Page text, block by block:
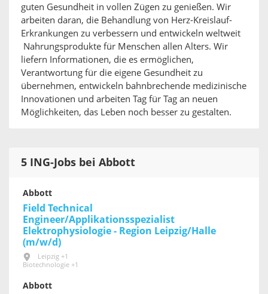
guten Gesundheit in vollen Zügen zu genießen. Wir
arbeiten daran, die Behandlung von Herz-Kreislauf-
Erkrankungen zu verbessern und entwickeln weltweit
Nahrungsprodukte für Menschen allen Alters. Wir
liefern Informationen, die es ermöglichen,
Verantwortung für die eigene Gesundheit zu
übernehmen, entwickeln bahnbrechende medizinische
Innovationen und arbeiten Tag für Tag an neuen
Möglichkeiten, das Leben noch besser zu gestalten.
5 ING-Jobs bei Abbott
Abbott
Field Technical
Engineer/Applikationsspezialist
Elektrophysiologie - Region Leipzig/Halle
(m/w/d)
Leipzig +1
Biotechnologie +1
Abbott